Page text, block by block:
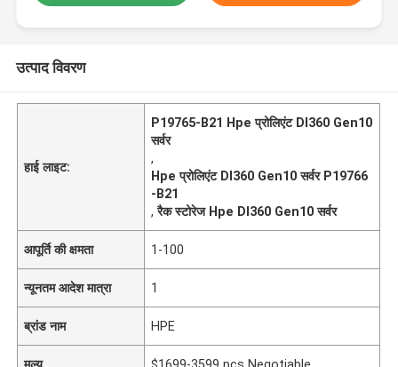
उत्पाद विवरण
हाई लाइट:
P19765-B21 Hpe प्रोलिएंट Dl360 Gen10
सर्वर
,
Hpe प्रोलिएंट Dl360 Gen10 सर्वर P19766
-B21
,रैक स्टोरेज Hpe Dl360 Gen10 सर्वर
आपूर्ति की क्षमता 1-100
न्यूनतम आदेश मात्रा 1
ब्रांड नाम HPE
मूल्य $1699-3599 pcs Negotiable